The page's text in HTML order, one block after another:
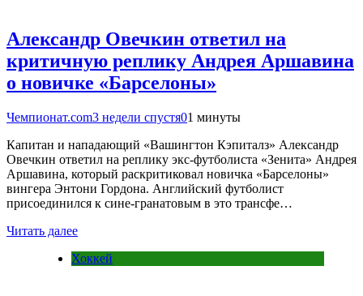
Александр Овечкин ответил на
критичную реплику Андрея Аршавина
о новичке «Барселоны»
Чемпионат.com3 недели спустя01 минуты
Капитан и нападающий «Вашингтон Кэпиталз» Александр
Овечкин ответил на реплику экс-футболиста «Зенита» Андрея
Аршавина, который раскритиковал новичка «Барселоны»
вингера Энтони Гордона. Английский футболист
присоединился к сине-гранатовым в это трансфе…
Читать далее
Хоккей